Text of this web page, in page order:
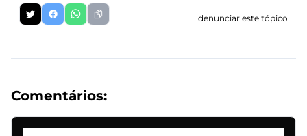
denunciar este tópico
Comentários: